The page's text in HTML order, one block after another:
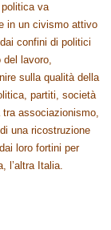
va
in un civismo attivo
confini di politici
del lavoro,
sulla qualità della
partiti, società
associazionismo,
una ricostruzione
loro fortini per
l’altra Italia.